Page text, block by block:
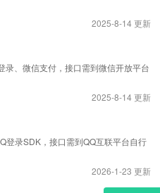
2025-8-14 更新
录、微信支付，接口需到微信开放平台
2025-8-14 更新
登录SDK，接口需到QQ互联平台自行
2026-1-23 更新